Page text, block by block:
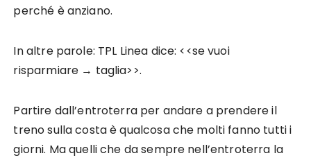
perché è anziano.
In altre parole: TPL Linea dice: <<se vuoi
risparmiare → taglia>>.
Partire dall’entroterra per andare a prendere il
treno sulla costa è qualcosa che molti fanno tutti i
giorni. Ma quelli che da sempre nell’entroterra la